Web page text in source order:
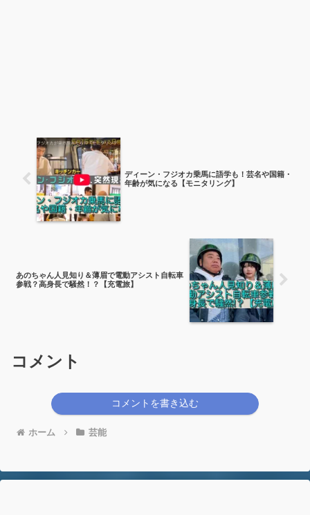
ディーン・フジオカ乗馬に語学も！芸名や国籍・
年齢が気になる【モニタリング】
あのちゃん人見知り＆薄眉で電動アシスト自転車
参戦？高身長で騒然！？【充電旅】
コメント
コメントを書き込む
ホーム 芸能